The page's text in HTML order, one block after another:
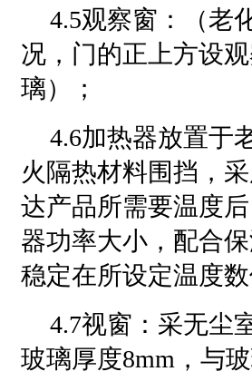
4.5观察窗：（老
况，门的正上方设
璃）；
4.6加热器放置于
火隔热材料围挡，
达产品所需要温度
器功率大小，配合
稳定在所设定温度数
4.7视窗：采无尘
玻璃厚度8mm，与